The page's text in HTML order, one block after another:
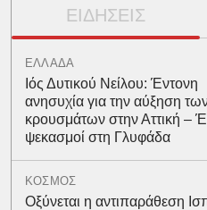
ΕΙΔΗΣΕΙΣ
ΕΛΛΑΔΑ
Ιός Δυτικού Νείλου: Έντονη
ανησυχία για την αύξηση
κρουσμάτων στην Αττική –
ψεκασμοί στη Γλυφάδα
ΚΟΣΜΟΣ
Οξύνεται η αντιπαράθεση